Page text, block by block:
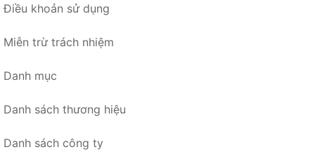
Điều khoản sử dụng
Miễn trừ trách nhiệm
Danh mục
Danh sách thương hiệu
Danh sách công ty